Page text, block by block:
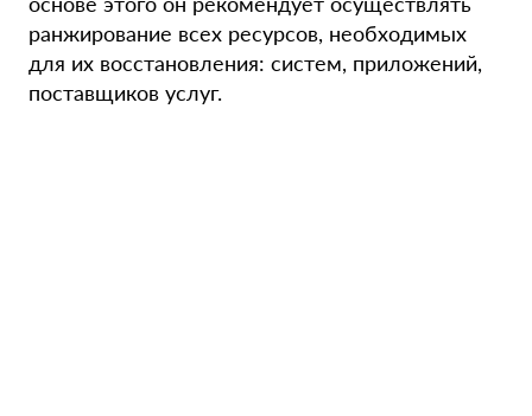
ранжирование всех ресурсов, необходимых
для их восстановления: систем, приложений,
поставщиков услуг.